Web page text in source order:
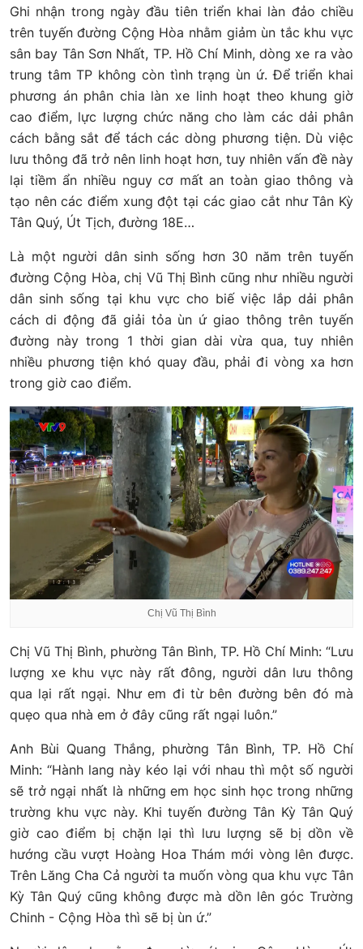
Ghi nhận trong ngày đầu tiên triển khai làn đảo chiều
trên tuyến đường Cộng Hòa nhằm giảm ùn tắc khu vực
sân bay Tân Sơn Nhất, TP. Hồ Chí Minh, dòng xe ra vào
trung tâm TP không còn tình trạng ùn ứ. Để triển khai
phương án phân chia làn xe linh hoạt theo khung giờ
cao điểm, lực lượng chức năng cho làm các dải phân
cách bằng sắt để tách các dòng phương tiện. Dù việc
lưu thông đã trở nên linh hoạt hơn, tuy nhiên vấn đề này
lại tiềm ẩn nhiều nguy cơ mất an toàn giao thông và
tạo nên các điểm xung đột tại các giao cắt như Tân Kỳ
Tân Quý, Út Tịch, đường 18E…
Là một người dân sinh sống hơn 30 năm trên tuyến
đường Cộng Hòa, chị Vũ Thị Bình cũng như nhiều người
dân sinh sống tại khu vực cho biế việc lắp dải phân
cách di động đã giải tỏa ùn ứ giao thông trên tuyến
đường này trong 1 thời gian dài vừa qua, tuy nhiên
nhiều phương tiện khó quay đầu, phải đi vòng xa hơn
trong giờ cao điểm.
Chị Vũ Thị Bình
Chị Vũ Thị Bình, phường Tân Bình, TP. Hồ Chí Minh: “Lưu
lượng xe khu vực này rất đông, người dân lưu thông
qua lại rất ngại. Như em đi từ bên đường bên đó mà
quẹo qua nhà em ở đây cũng rất ngại luôn.”
Anh Bùi Quang Thắng, phường Tân Bình, TP. Hồ Chí
Minh: “Hành lang này kéo lại với nhau thì một số người
sẽ trở ngại nhất là những em học sinh học trong những
trường khu vực này. Khi tuyến đường Tân Kỳ Tân Quý
giờ cao điểm bị chặn lại thì lưu lượng sẽ bị dồn về
hướng cầu vượt Hoàng Hoa Thám mới vòng lên được.
Trên Lăng Cha Cả người ta muốn vòng qua khu vực Tân
Kỳ Tân Quý cũng không được mà dồn lên góc Trường
Chinh - Cộng Hòa thì sẽ bị ùn ứ.”